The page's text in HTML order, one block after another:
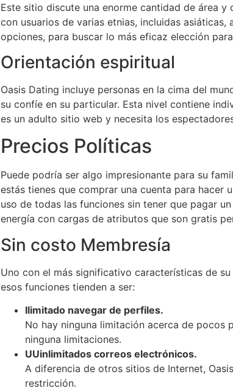
Este sitio discute una enorme cantidad de área
con usuarios de varias etnias, incluidas
opciones, para buscar lo más eficaz elección
Orientación espiritual
Oasis Dating incluye personas en la cima del
su confíe en su particular. Esta nivel contiene
es un adulto sitio web y necesita los
Precios Políticas
Puede podría ser algo impresionante para su
estás tienes que comprar una cuenta para hacer
uso de todas las funciones sin tener que pagar
energía con cargas de atributos que son gratis
Sin costo Membresía
Uno con el más significativo características de
esos funciones tienden a ser:
Ilimitado navegar de perfiles.
No hay ninguna limitación acerca de pocos
ninguna limitaciones.
UUinlimitados correos electrónicos.
A diferencia de otros sitios de Internet,
restricción.